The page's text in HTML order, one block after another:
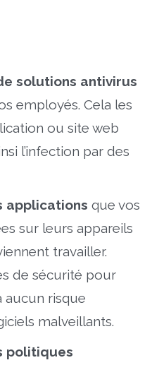
solutions antivirus
employés. Cela les
ou site web
l’infection par des
applications que vos
sur leurs appareils
travailler.
de sécurité pour
aucun risque
malveillants.
politiques